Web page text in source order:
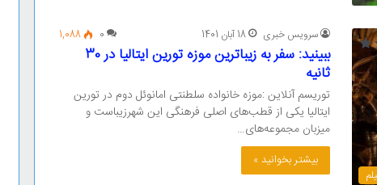
سرویس خبری 18 آبان 1401 0
1,088
ببینید: سفر به زیباترین موزه تورین ایتالیا در 30
ثانیه
توریسم آنلاین :موزه‌ خانواده سلطنتی امانوئل دوم در تورین
ایتالیا یکی از قطب‌های اصلی فرهنگی این شهرزیباست و
میزبان مجموعه‌های…
بیشتر بخوانید »